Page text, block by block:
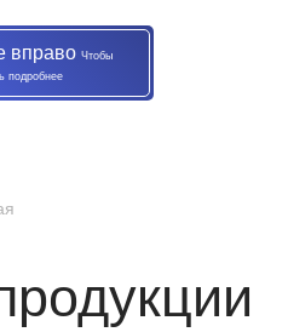
вправо Чтобы
подробнее